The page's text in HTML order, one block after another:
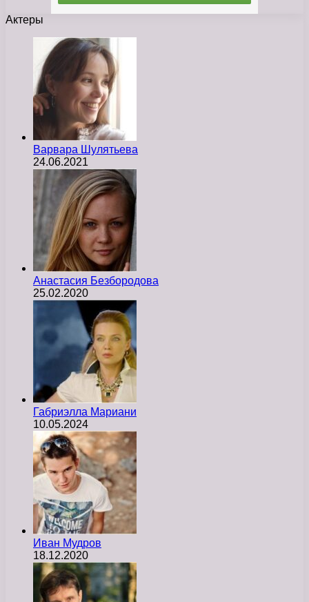
Актеры
Варвара Шулятьева
24.06.2021
Анастасия Безбородова
25.02.2020
Габриэлла Мариани
10.05.2024
Иван Мудров
18.12.2020